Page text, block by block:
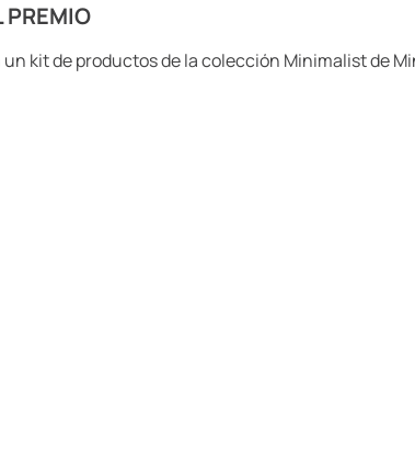
PREMIO
kit de productos de la colección Minimalist de